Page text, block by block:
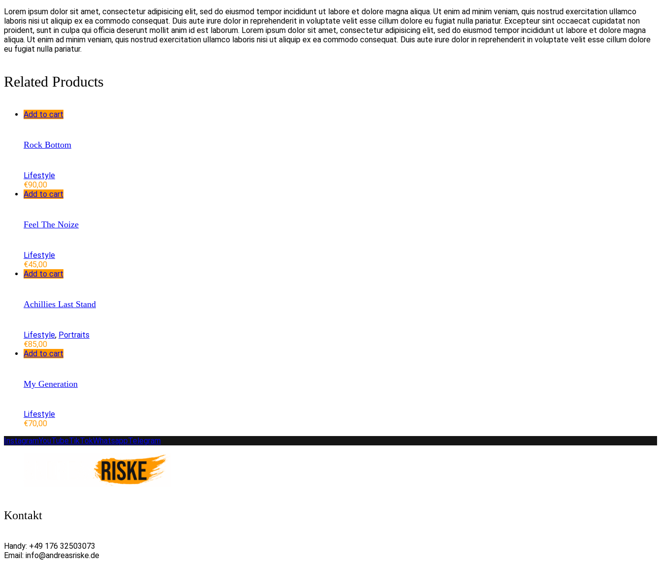
Lorem ipsum dolor sit amet, consectetur adipisicing elit, sed do eiusmod tempor incididunt ut labore et dolore magna aliqua. Ut enim ad minim veniam, quis nostrud exercitation ullamco
laboris nisi ut aliquip ex ea commodo consequat. Duis aute irure dolor in reprehenderit in voluptate velit esse cillum dolore eu fugiat nulla pariatur. Excepteur sint occaecat cupidatat non
proident, sunt in culpa qui officia deserunt mollit anim id est laborum. Lorem ipsum dolor sit amet, consectetur adipisicing elit, sed do eiusmod tempor incididunt ut labore et dolore magna
aliqua. Ut enim ad minim veniam, quis nostrud exercitation ullamco laboris nisi ut aliquip ex ea commodo consequat. Duis aute irure dolor in reprehenderit in voluptate velit esse cillum dolore
eu fugiat nulla pariatur.
Related Products
Add to cart
Rock Bottom
Lifestyle
€90,00
Add to cart
Feel The Noize
Lifestyle
€45,00
Add to cart
Achillies Last Stand
Lifestyle, Portraits
€85,00
Add to cart
My Generation
Lifestyle
€70,00
InstagramYouTubeTikTokWhatsappTelegram
Kontakt
Handy: +49 176 32503073
Email: info@andreasriske.de